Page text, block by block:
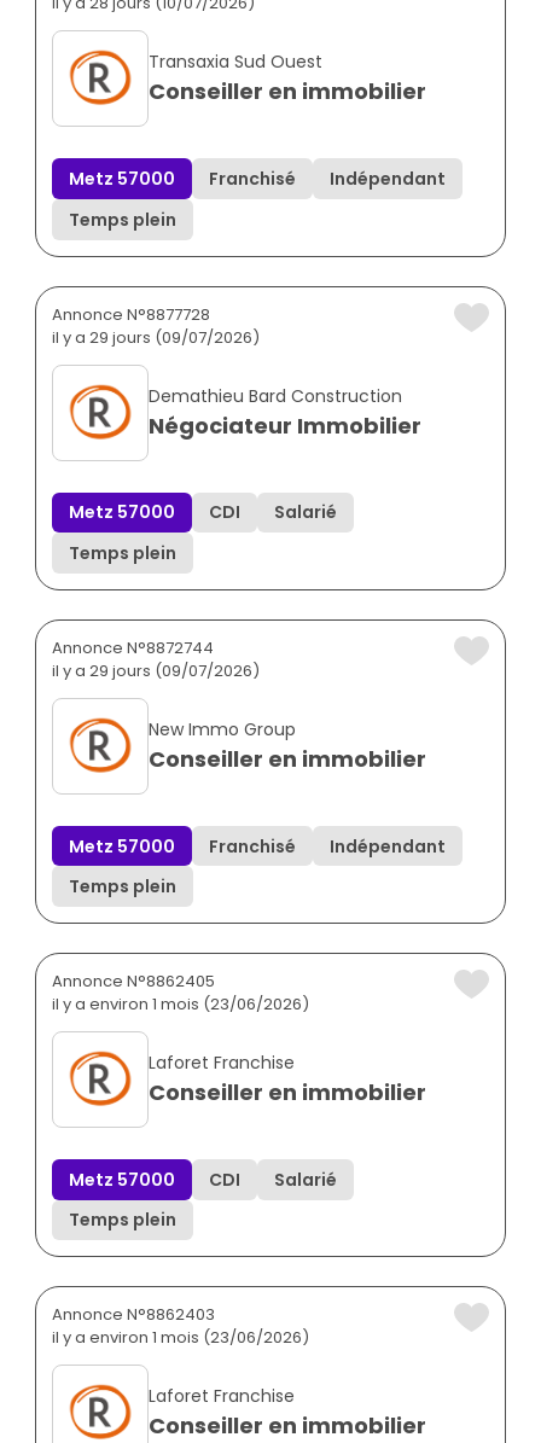
Transaxia Sud Ouest
Conseiller en immobilier
Metz 57000 Franchisé
Indépendant
Temps plein
Annonce N°8877728
il y a 29 jours (09/07/2026)
Demathieu Bard Construction
Négociateur Immobilier
Metz 57000 CDI
Salarié
Temps plein
Annonce N°8872744
il y a 29 jours (09/07/2026)
New Immo Group
Conseiller en immobilier
Metz 57000 Franchisé
Indépendant
Temps plein
Annonce N°8862405
il y a environ 1 mois (23/06/2026)
Laforet Franchise
Conseiller en immobilier
Metz 57000 CDI
Salarié
Temps plein
Annonce N°8862403
il y a environ 1 mois (23/06/2026)
Laforet Franchise
Conseiller en immobilier